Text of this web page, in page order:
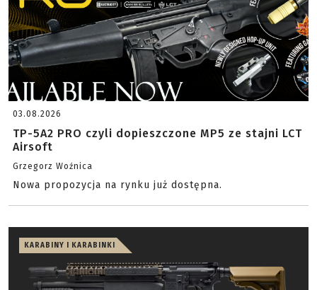
03.08.2026
TP-5A2 PRO czyli dopieszczone MP5 ze stajni LCT
Airsoft
Grzegorz Woźnica
Nowa propozycja na rynku już dostępna.
KARABINY I KARABINKI